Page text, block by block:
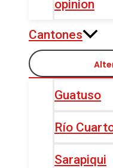
opinion
Cantones
Guatuso
Río
Sarapiqui